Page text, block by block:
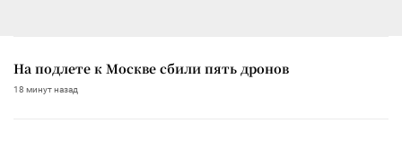
На подлете к Москве сбили пять дронов
18 минут назад